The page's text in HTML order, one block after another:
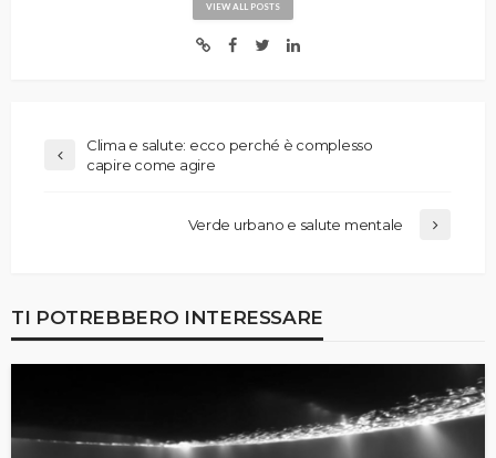
VIEW ALL POSTS
Clima e salute: ecco perché è complesso
capire come agire
Verde urbano e salute mentale
TI POTREBBERO INTERESSARE